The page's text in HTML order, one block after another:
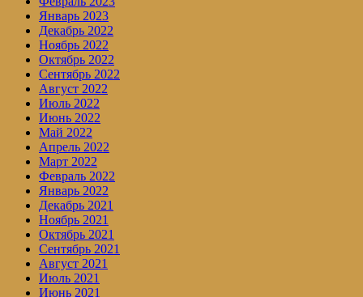
Январь 2023
Декабрь 2022
Ноябрь 2022
Октябрь 2022
Сентябрь 2022
Август 2022
Июль 2022
Июнь 2022
Май 2022
Апрель 2022
Март 2022
Февраль 2022
Январь 2022
Декабрь 2021
Ноябрь 2021
Октябрь 2021
Сентябрь 2021
Август 2021
Июль 2021
Июнь 2021